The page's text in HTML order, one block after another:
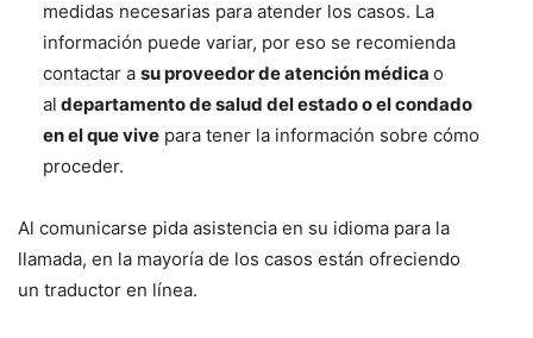
medidas necesarias para atender los casos. La
información puede variar, por eso se recomienda
contactar a su proveedor de atención médica o
al departamento de salud del estado o el condado
en el que vive para tener la información sobre cómo
proceder.
Al comunicarse pida asistencia en su idioma para la
llamada, en la mayoría de los casos están ofreciendo
un traductor en línea.